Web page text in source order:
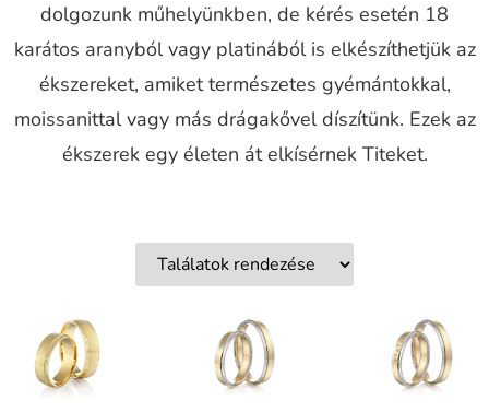
dolgozunk műhelyünkben, de kérés esetén 18
karátos aranyból vagy platinából is elkészíthetjük az
ékszereket, amiket természetes gyémántokkal,
moissanittal vagy más drágakővel díszítünk. Ezek az
ékszerek egy életen át elkísérnek Titeket.